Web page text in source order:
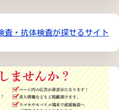
査・抗体検査が探せるサイト